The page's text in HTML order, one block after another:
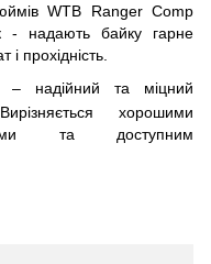
WTB Ranger Comp
- надають байку гарне
прохідність.
надійний та міцний
хорошими
та доступним